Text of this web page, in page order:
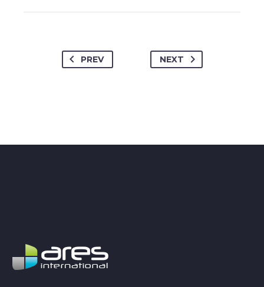
PREV NEXT